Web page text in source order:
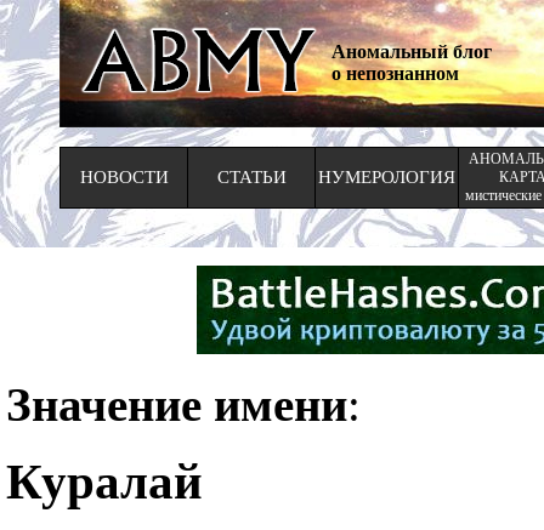
Аномальный блог
о непознанном
НОВОСТИ СТАТЬИ НУМЕРОЛОГИЯ
Значение имени:
Куралай